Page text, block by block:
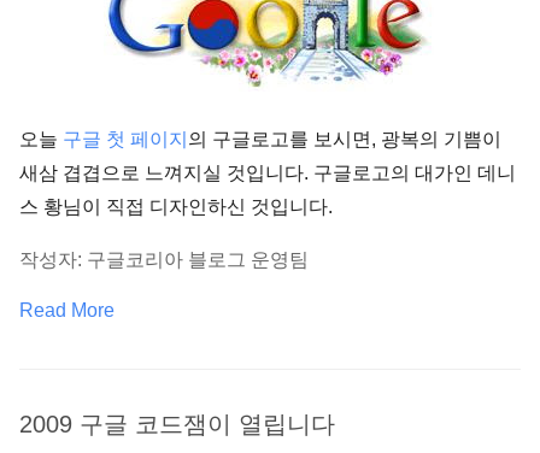
오늘 구글 첫 페이지 의 구글로고를 보시면, 광복의 기쁨이
새삼 겹겹으로 느껴지실 것입니다. 구글로고의 대가인 데니
스 황님이 직접 디자인하신 것입니다.
작성자: 구글코리아 블로그 운영팀
Read More
2009 구글 코드잼이 열립니다